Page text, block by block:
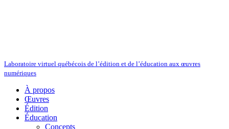
Laboratoire virtuel québécois de l’édition et de l’éducation aux œuvres
numériques
À propos
Œuvres
Édition
Éducation
Concepts